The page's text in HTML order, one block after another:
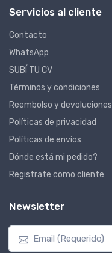
Servicios al cliente
Contacto
WhatsApp
SUBÍ TU CV
Términos y condiciones
Reembolso y devoluciones
Políticas de privacidad
Políticas de envíos
Dónde está mi pedido?
Registrate como cliente
Newsletter